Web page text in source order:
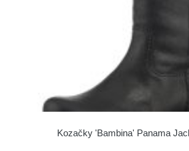
Kozačky 'Bambina' Panama